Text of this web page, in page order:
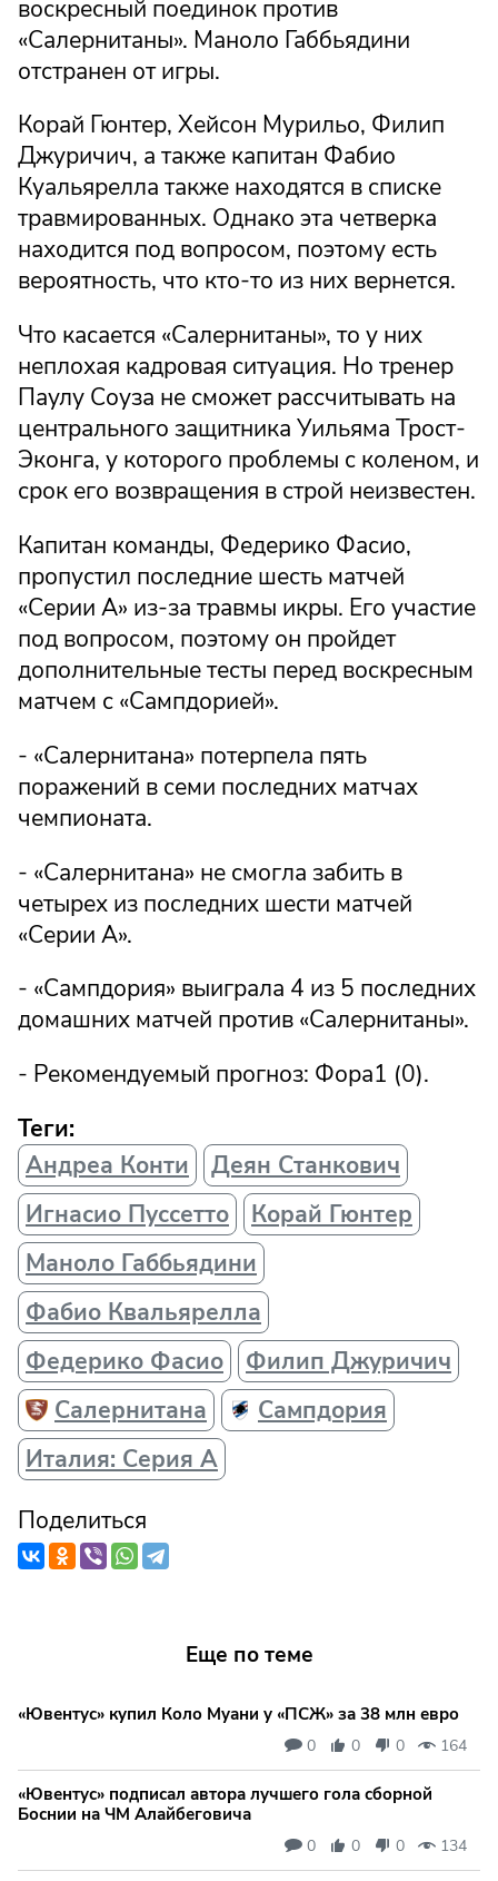
воскресный поединок против
«Салернитаны». Маноло Габбьядини
отстранен от игры.
Корай Гюнтер, Хейсон Мурильо, Филип
Джуричич, а также капитан Фабио
Куальярелла также находятся в списке
травмированных. Однако эта четверка
находится под вопросом, поэтому есть
вероятность, что кто-то из них вернется.
Что касается «Салернитаны», то у них
неплохая кадровая ситуация. Но тренер
Паулу Соуза не сможет рассчитывать на
центрального защитника Уильяма Трост-
Эконга, у которого проблемы с коленом, и
срок его возвращения в строй неизвестен.
Капитан команды, Федерико Фасио,
пропустил последние шесть матчей
«Серии А» из-за травмы икры. Его участие
под вопросом, поэтому он пройдет
дополнительные тесты перед воскресным
матчем с «Сампдорией».
- «Салернитана» потерпела пять
поражений в семи последних матчах
чемпионата.
- «Салернитана» не смогла забить в
четырех из последних шести матчей
«Серии А».
- «Сампдория» выиграла 4 из 5 последних
домашних матчей против «Салернитаны».
- Рекомендуемый прогноз: Фора1 (0).
Теги:
Андреа Конти
Деян Станкович
Игнасио Пуссетто
Корай Гюнтер
Маноло Габбьядини
Фабио Квальярелла
Федерико Фасио
Филип Джуричич
Салернитана
Сампдория
Италия: Серия А
Поделиться
Еще по теме
«Ювентус» купил Коло Муани у «ПСЖ» за 38 млн евро
0 0 0 164
«Ювентус» подписал автора лучшего гола сборной
Боснии на ЧМ Алайбеговича
0 0 0 134